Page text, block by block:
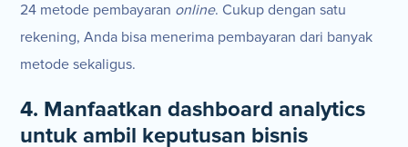
24 metode pembayaran online. Cukup dengan satu
rekening, Anda bisa menerima pembayaran dari banyak
metode sekaligus.
4. Manfaatkan dashboard analytics
untuk ambil keputusan bisnis